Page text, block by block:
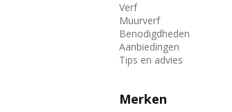
Verf
Muurverf
Benodigdheden
Aanbiedingen
Tips en advies
Merken